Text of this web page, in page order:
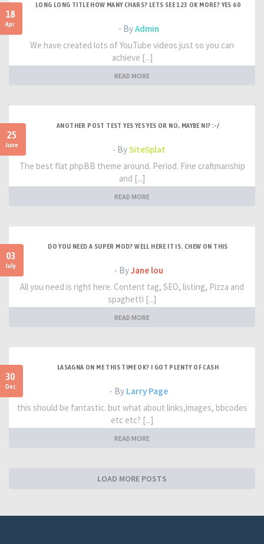
18
Apr
LONG LONG TITLE HOW MANY CHARS? LETS SEE 123 OK MORE? YES 60
- ByAdmin
We have created lots of YouTube videos just so you can
achieve [...]
READ MORE
25
June
ANOTHER POST TEST YES YES YES OR NO, MAYBE NI? :-/
- BySiteSplat
The best flat phpBB theme around. Period. Fine craftmanship
and [...]
READ MORE
03
July
DO YOU NEED A SUPER MOD? WELL HERE IT IS. CHEW ON THIS
- ByJane lou
All you need is right here. Content tag, SEO, listing, Pizza and
spaghetti [...]
READ MORE
30
Dec
LASAGNA ON ME THIS TIME OK? I GOT PLENTY OF CASH
- By Larry Page
this should be fantastic. but what about links,images, bbcodes
etc etc? [...]
READ MORE
LOAD MORE POSTS